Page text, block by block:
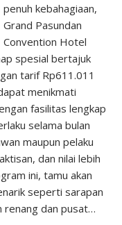
penuh kebahagiaan,
Grand Pasundan
Convention Hotel
spesial bertajuk
tarif Rp611.011
menikmati
fasilitas lengkap
selama bulan
maupun pelaku
dan nilai lebih
ini, tamu akan
seperti sarapan
renang dan pusat…